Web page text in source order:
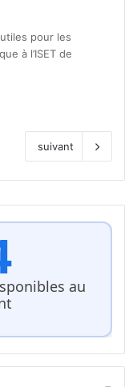
pour les
à l’ISET de
suivant
au